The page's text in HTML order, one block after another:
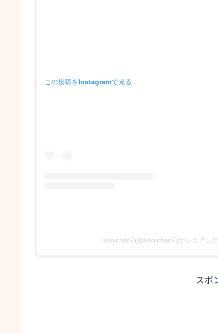
この投稿をInstagramで見る
konichan7(@konichan7)がシェアし
スポ